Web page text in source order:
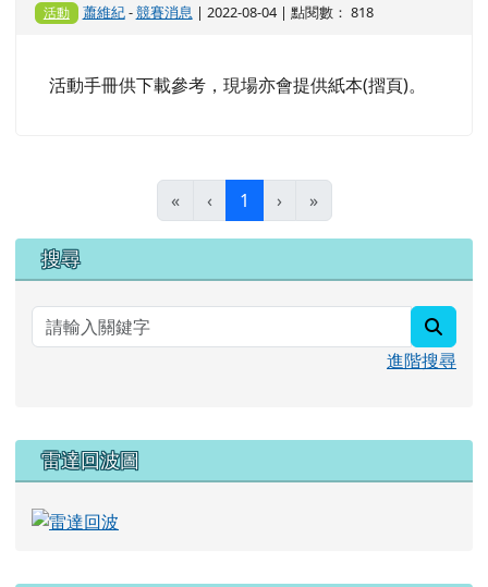
活動 蕭維紀-競賽消息 | 2022-08-04 | 點閱數： 818
活動手冊供下載參考，現場亦會提供紙本(摺頁)。
« ‹ 1 (目前頁次)
› »
右邊區域內容
搜尋
進階搜尋
雷達回波圖